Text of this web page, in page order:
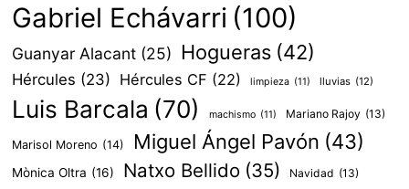
Gabriel Echávarri (100)
Guanyar Alacant (25) Hogueras (42)
Hércules (23) Hércules CF (22) limpieza (11) lluvias (12)
Luis Barcala (70) machismo (11) Mariano Rajoy (13)
Marisol Moreno (14) Miguel Ángel Pavón (43)
Mònica Oltra (16) Natxo Bellido (35) Navidad (13)